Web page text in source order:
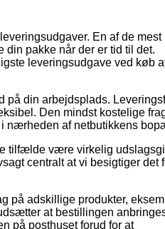
En af de mest
din pakke når der er tid til det.
leveringsudgave ved køb
på din arbejdsplads.
Den mindst kostelige
nærheden af netbutikkens
tilfælde være virkelig
centralt at vi besigtiger det
på adskillige produkter,
at bestillingen
på posthuset forud for at